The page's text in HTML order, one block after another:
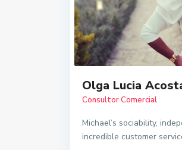
Olga Lucia
Consultor Comercial
Michael’s sociability,
incredible customer